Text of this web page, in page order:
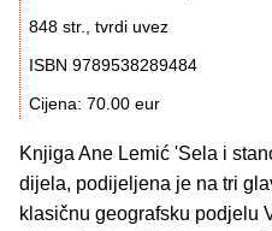
848 str., tvrdi uvez
ISBN 9789538289484
Cijena: 70.00 eur
Knjiga Ane Lemić 'Sela i
dijela, podijeljena je na tri
klasičnu geografsku podjelu